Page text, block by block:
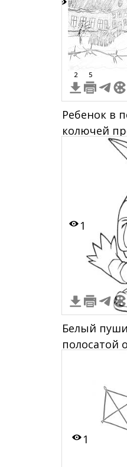
2 5
Ребенок в
колючей
очередь
1
Белый
полосатой
правой
пряжкой и
1